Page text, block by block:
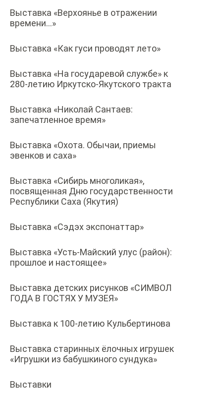
Выставка «Верхоянье в отражении
времени…»
Выставка «Как гуси проводят лето»
Выставка «На государевой службе» к
280-летию Иркутско-Якутского тракта
Выставка «Николай Сантаев:
запечатленное время»
Выставка «Охота. Обычаи, приемы
эвенков и саха»
Выставка «Сибирь многоликая»,
посвященная Дню государственности
Республики Саха (Якутия)
Выставка «Сэдэх экспонаттар»
Выставка «Усть-Майский улус (район):
прошлое и настоящее»
Выставка детских рисунков «СИМВОЛ
ГОДА В ГОСТЯХ У МУЗЕЯ»
Выставка к 100-летию Кульбертинова
Выставка старинных ёлочных игрушек
«Игрушки из бабушкиного сундука»
Выставки